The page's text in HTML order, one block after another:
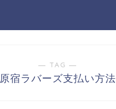
― TAG ―
原宿ラバーズ支払い方法